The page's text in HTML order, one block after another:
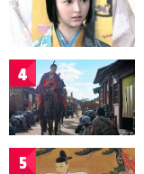
4
5